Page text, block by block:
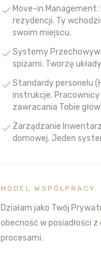
Move-in
rezydencji. Ty
swoim miejscu.
Systemy
spiżarni. Tworzę
Standardy personelu
instrukcje. Pracownicy
zawracania Tobie
Zarządzanie
domowej. Jeden
MODEL WSPÓŁPRACY
Działam jako Twój
obecność w posiadłości
procesami.